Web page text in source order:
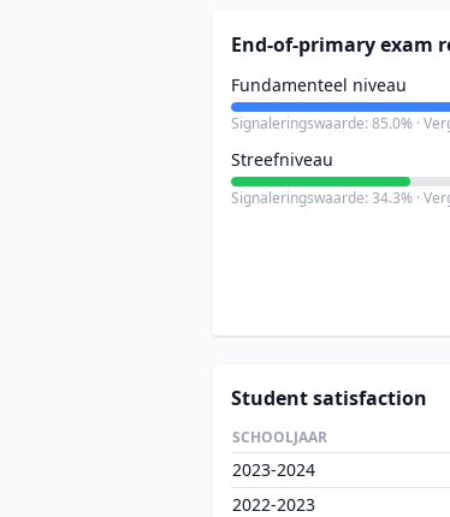
End-of-primary exam
Fundamenteel niveau
Signaleringswaarde: 85.0% ·
Streefniveau
Signaleringswaarde: 34.3% ·
Student satisfaction
SCHOOLJAAR
2023-2024
2022-2023